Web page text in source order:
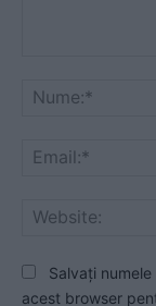
Salvați
acest browser